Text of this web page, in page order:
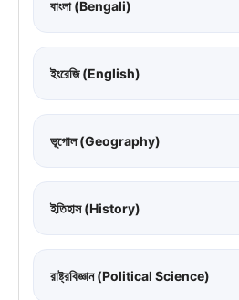
বাংলা (Bengali)
ইংরেজি (English)
ভূগোল (Geography)
ইতিহাস (History)
রাষ্ট্রবিজ্ঞান (Political Science)